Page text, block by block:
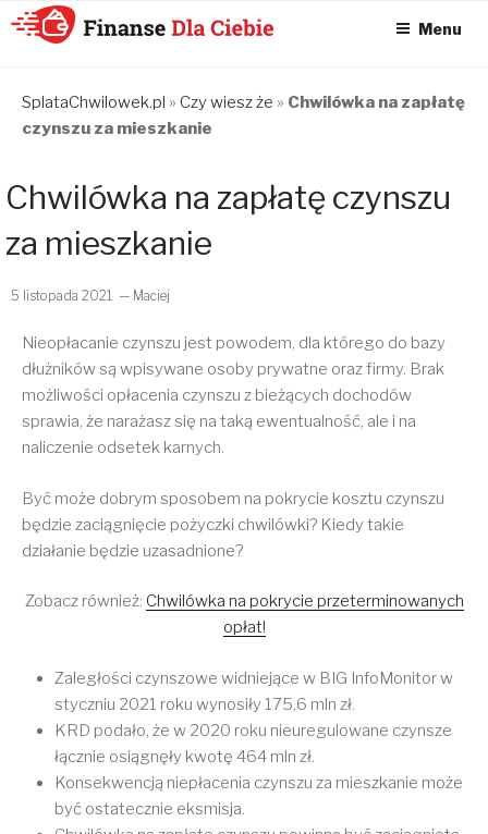
CHWILÓWEK
ONLINE – FINANSE
SPŁATA
CHWILÓWEK I
CHWILÓWEK
Menu
SplataChwilowek.pl » Czy wiesz że » Chwilówka na zapłatę
czynszu za mieszkanie
Chwilówka na zapłatę czynszu
za mieszkanie
5 listopada 2021 — Maciej
Nieopłacanie czynszu jest powodem, dla którego do bazy
dłużników są wpisywane osoby prywatne oraz firmy. Brak
możliwości opłacenia czynszu z bieżących dochodów
sprawia, że narażasz się na taką ewentualność, ale i na
naliczenie odsetek karnych.
Być może dobrym sposobem na pokrycie kosztu czynszu
będzie zaciągnięcie pożyczki chwilówki? Kiedy takie
działanie będzie uzasadnione?
Zobacz również: Chwilówka na pokrycie przeterminowanych
opłat!
Zaległości czynszowe widniejące w BIG InfoMonitor w
styczniu 2021 roku wynosiły 175,6 mln zł.
KRD podało, że w 2020 roku nieuregulowane czynsze
łącznie osiągnęły kwotę 464 mln zł.
Konsekwencją niepłacenia czynszu za mieszkanie może
być ostatecznie eksmisja.